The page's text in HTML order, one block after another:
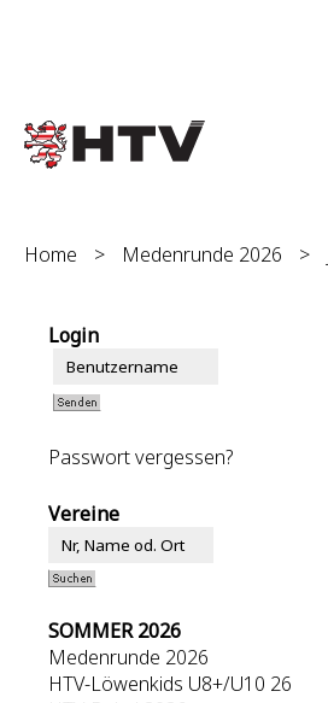
Home > Medenrunde 2026 >
Login
Passwort vergessen?
Vereine
SOMMER 2026
Medenrunde 2026
HTV-Löwenkids U8+/U10 26